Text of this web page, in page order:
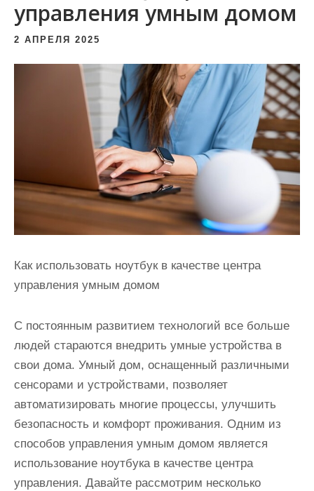
управления умным домом
2 АПРЕЛЯ 2025
Как использовать ноутбук в качестве центра
управления умным домом
С постоянным развитием технологий все больше
людей стараются внедрить умные устройства в
свои дома. Умный дом, оснащенный различными
сенсорами и устройствами, позволяет
автоматизировать многие процессы, улучшить
безопасность и комфорт проживания. Одним из
способов управления умным домом является
использование ноутбука в качестве центра
управления. Давайте рассмотрим несколько